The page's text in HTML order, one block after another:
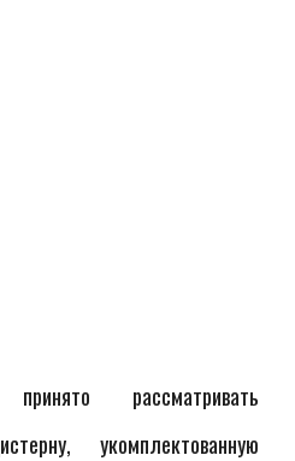
рассматривать
укомплектованную